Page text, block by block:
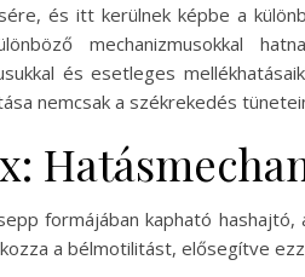
és itt kerülnek képbe a
mechanizmusokkal
és esetleges
nemcsak a székrekedés
formájában kapható
a bélmotilitást, elősegítve